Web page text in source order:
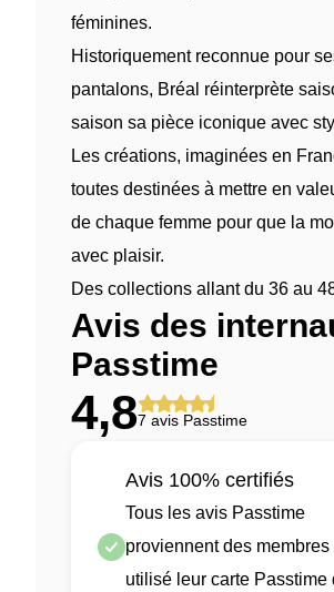
féminines.
Historiquement reconnue pour
pantalons, Bréal réinterprète
saison sa pièce iconique avec
Les créations, imaginées en
toutes destinées à mettre en
de chaque femme pour que la
avec plaisir.
Des collections allant du 36 au
Avis des
Passtime
4,87 avis Passtime
Avis 100% certifiés
Tous les avis Passtime
proviennent des membres
utilisé leur carte Passtime